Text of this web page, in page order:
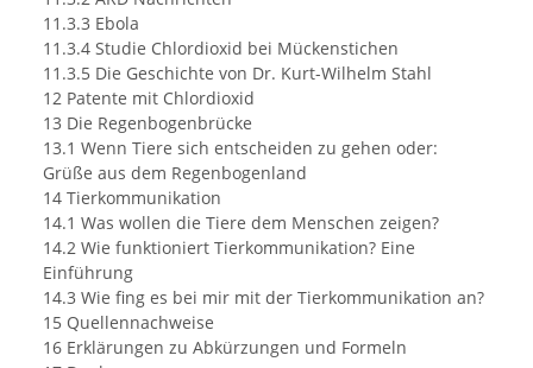
11.3.3 Ebola
11.3.4 Studie Chlordioxid bei Mückenstichen
11.3.5 Die Geschichte von Dr. Kurt-Wilhelm Stahl
12 Patente mit Chlordioxid
13 Die Regenbogenbrücke
13.1 Wenn Tiere sich entscheiden zu gehen oder:
Grüße aus dem Regenbogenland
14 Tierkommunikation
14.1 Was wollen die Tiere dem Menschen zeigen?
14.2 Wie funktioniert Tierkommunikation? Eine
Einführung
14.3 Wie fing es bei mir mit der Tierkommunikation an?
15 Quellennachweise
16 Erklärungen zu Abkürzungen und Formeln